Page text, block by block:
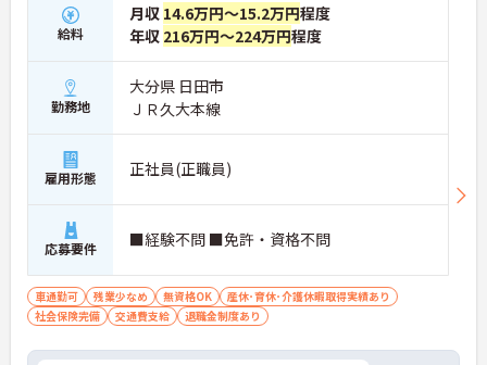
給料
月収 14.6万円～15.2万円程度
年収 216万円～224万円程度
勤務地
大分県 日田市
ＪＲ久大本線
雇用形態 正社員(正職員)
応募要件 ■経験不問 ■免許・資格不問
車通勤可 残業少なめ 無資格OK
産休･育休･介護休暇取得実績あり
社会保険完備
交通費支給 退職金制度あり